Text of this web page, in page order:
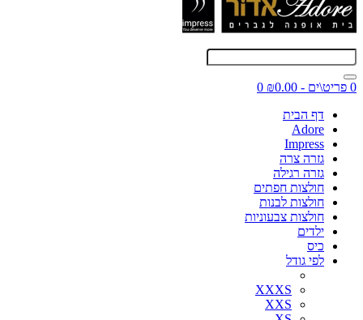
0 פריט\ים - ₪0.00
0
דף הבית
Adore
Impress
גזרה צרה
גזרה רגילה
חולצות חפתים
חולצות לבנות
חולצות צבעוניות
ילדים
כיס
לפי גודל
XXXS
XXS